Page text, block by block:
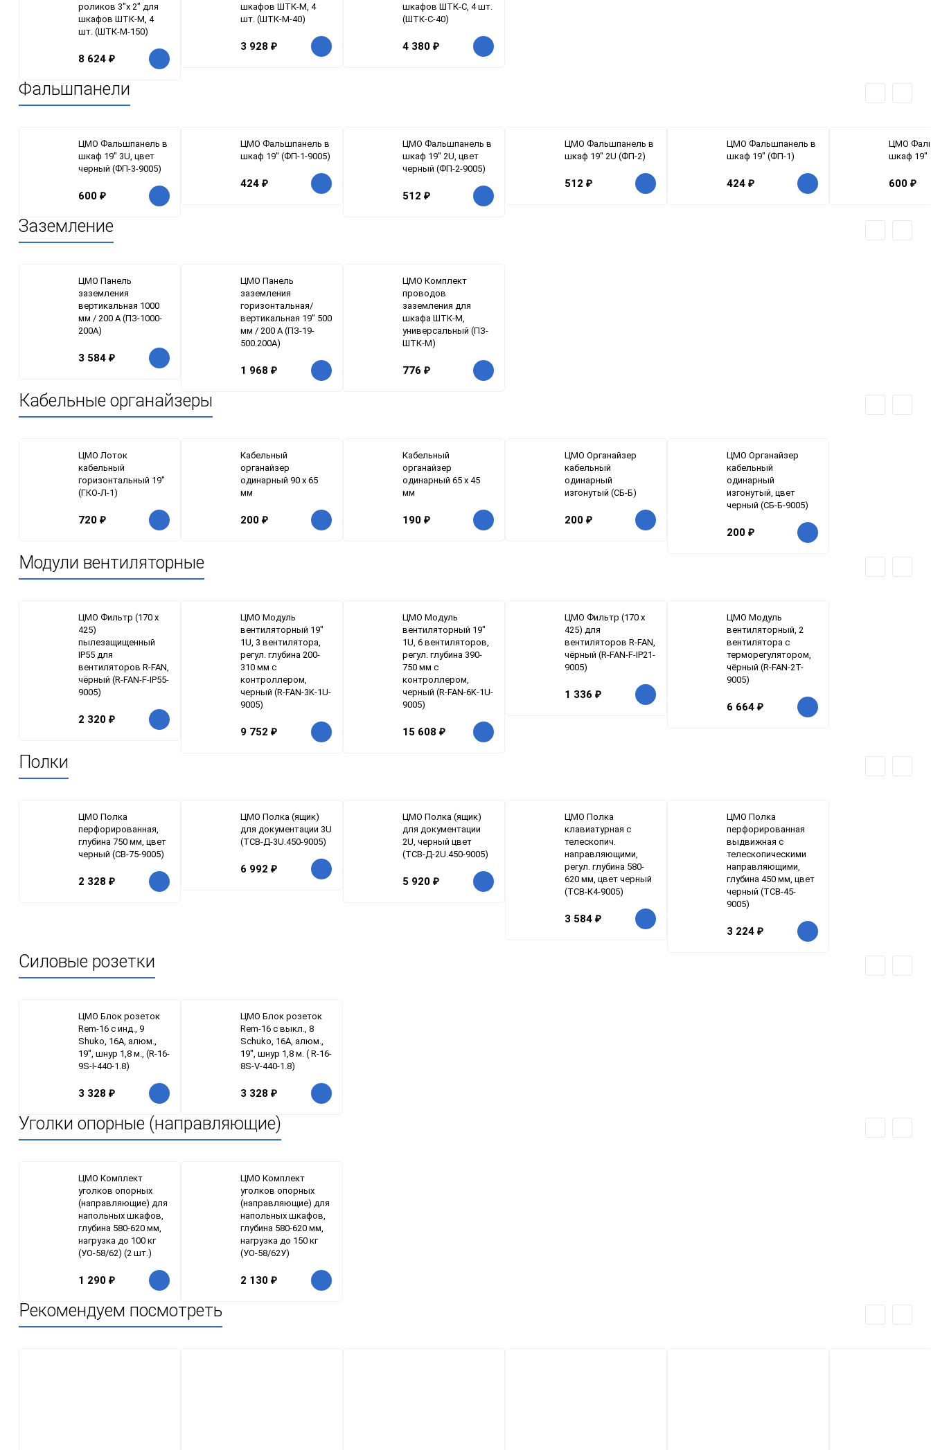
роликов 3"x 2" для
шкафов ШТК-М, 4
шт. (ШТК-М-150)
8 624 ₽
шкафов ШТК-М, 4
шт. (ШТК-М-40)
3 928 ₽
шкафов ШТК-С, 4 шт.
(ШТК-С-40)
4 380 ₽
Фальшпанели
ЦМО Фальшпанель в
шкаф 19" 3U, цвет
черный (ФП-3-9005)
600 ₽
ЦМО Фальшпанель в
шкаф 19" (ФП-1-9005)
424 ₽
ЦМО Фальшпанель в
шкаф 19" 2U, цвет
черный (ФП-2-9005)
512 ₽
ЦМО Фальшпанель в
шкаф 19" 2U (ФП-2)
512 ₽
ЦМО Фальшпанель в
шкаф 19" (ФП-1)
424 ₽
ЦМО
шкаф 19"
600 ₽
Заземление
ЦМО Панель
заземления
вертикальная 1000
мм / 200 А (ПЗ-1000-
200А)
3 584 ₽
ЦМО Панель
заземления
горизонтальная/
вертикальная 19" 500
мм / 200 А (ПЗ-19-
500.200А)
1 968 ₽
ЦМО Комплект
проводов
заземления для
шкафа ШТК-М,
универсальный (ПЗ-
ШТК-М)
776 ₽
Кабельные органайзеры
ЦМО Лоток
кабельный
горизонтальный 19"
(ГКО-Л-1)
720 ₽
Кабельный
органайзер
одинарный 90 x 65
мм
200 ₽
Кабельный
органайзер
одинарный 65 x 45
мм
190 ₽
ЦМО Органайзер
кабельный
одинарный
изгонутый (СБ-Б)
200 ₽
ЦМО Органайзер
кабельный
одинарный
изгонутый, цвет
черный (СБ-Б-9005)
200 ₽
Модули вентиляторные
ЦМО Фильтр (170 х
425)
пылезащищенный
IP55 для
вентиляторов R-FAN,
чёрный (R-FAN-F-IP55-
9005)
2 320 ₽
ЦМО Модуль
вентиляторный 19"
1U, 3 вентилятора,
регул. глубина 200-
310 мм с
контроллером,
черный (R-FAN-3K-1U-
9005)
9 752 ₽
ЦМО Модуль
вентиляторный 19"
1U, 6 вентиляторов,
регул. глубина 390-
750 мм с
контроллером,
черный (R-FAN-6K-1U-
9005)
15 608 ₽
ЦМО Фильтр (170 х
425) для
вентиляторов R-FAN,
чёрный (R-FAN-F-IP21-
9005)
1 336 ₽
ЦМО Модуль
вентиляторный, 2
вентилятора с
терморегулятором,
чёрный (R-FAN-2T-
9005)
6 664 ₽
Полки
ЦМО Полка
перфорированная,
глубина 750 мм, цвет
черный (СВ-75-9005)
2 328 ₽
ЦМО Полка (ящик)
для документации 3U
(ТСВ-Д-3U.450-9005)
6 992 ₽
ЦМО Полка (ящик)
для документации
2U, черный цвет
(ТСВ-Д-2U.450-9005)
5 920 ₽
ЦМО Полка
клавиатурная с
телескопич.
направляющими,
регул. глубина 580-
620 мм, цвет черный
(ТСВ-К4-9005)
3 584 ₽
ЦМО Полка
перфорированная
выдвижная с
телескопическими
направляющими,
глубина 450 мм, цвет
черный (ТСВ-45-
9005)
3 224 ₽
Силовые розетки
ЦМО Блок розеток
Rem-16 с инд., 9
Shuko, 16A, алюм.,
19", шнур 1,8 м., (R-16-
9S-I-440-1.8)
3 328 ₽
ЦМО Блок розеток
Rem-16 с выкл., 8
Schuko, 16A, алюм.,
19", шнур 1,8 м. ( R-16-
8S-V-440-1.8)
3 328 ₽
Уголки опорные (направляющие)
ЦМО Комплект
уголков опорных
(направляющие) для
напольных шкафов,
глубина 580-620 мм,
нагрузка до 100 кг
(УО-58/62) (2 шт.)
1 290 ₽
ЦМО Комплект
уголков опорных
(направляющие) для
напольных шкафов,
глубина 580-620 мм,
нагрузка до 150 кг
(УО-58/62У)
2 130 ₽
Рекомендуем посмотреть